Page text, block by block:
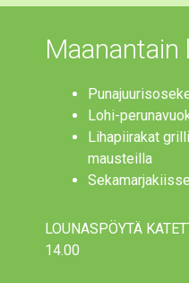
Maanantain
Lohi-
Lihapiirakat
mausteilla
LOUNASPÖYTÄ
14.00